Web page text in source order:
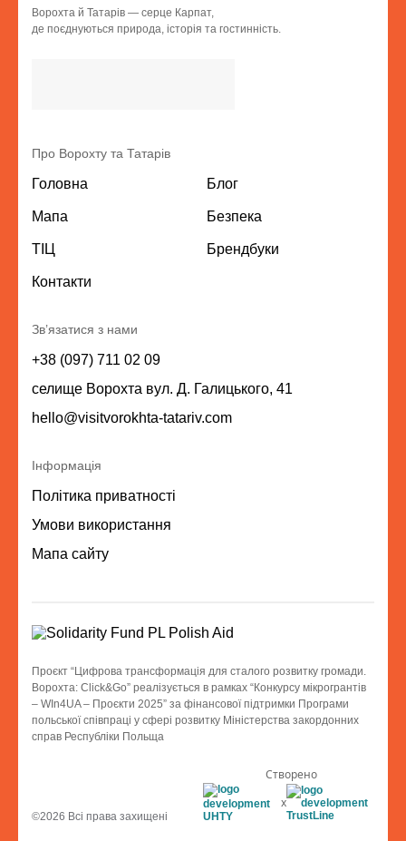
Ворохта й Татарів — серце Карпат,
де поєднуються природа, історія та гостинність.
Про Ворохту та Татарів
Головна
Мапа
ТІЦ
Контакти
Блог
Безпека
Брендбуки
Зв’язатися з нами
+38 (097) 711 02 09
селище Ворохта вул. Д. Галицького, 41
hello@visitvorokhta-tatariv.com
Інформація
Політика приватності
Умови використання
Мапа сайту
Проєкт “Цифрова трансформація для сталого розвитку громади.
Ворохта: Click&Go” реалізується в рамках “Конкурсу мікрогрантів
– WIn4UA – Проєкти 2025” за фінансової підтримки Програми
польської співпраці у сфері розвитку Міністерства закордонних
справ Республіки Польща
Створено
x
©2026 Всі права захищені